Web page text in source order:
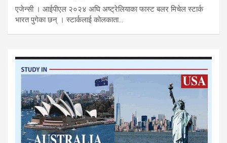
एजेन्सी । आईपीएल २०२४ अघि अष्ट्रेलियाका फास्ट बलर मिचेल स्टार्क
भारत पुगेका छन् । स्टार्कलाई कोलकाता…